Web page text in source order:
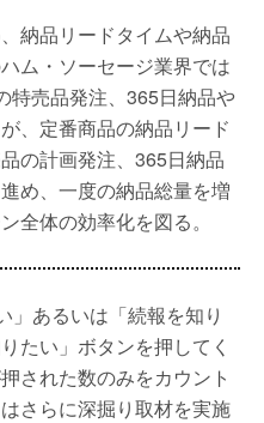
納品リードタイムや納品
ム・ソーセージ業界では
特売品発注、365日納品や
、定番商品の納品リード
の計画発注、365日納品
め、一度の納品総量を増
全体の効率化を図る。
」あるいは「続報を知り
たい」ボタンを押してく
された数のみをカウント
さらに深掘り取材を実施